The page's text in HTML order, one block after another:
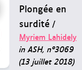
Plongée en
surdité /
Myriem Lahidely
in ASH, n°3069
(13 juillet 2018)